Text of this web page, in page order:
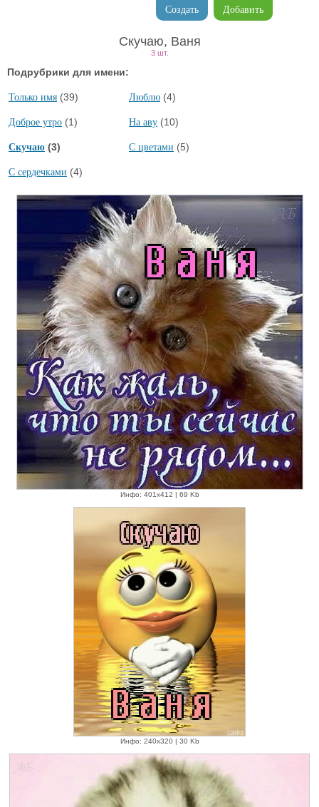
Добавить
Создать
Скучаю, Ваня
3 шт.
Подрубрики для имени:
Только имя (39) Люблю (4)
Доброе утро (1) На аву (10)
Скучаю (3) С цветами (5)
С сердечками (4)
Инфо: 401х412 | 69 Kb
Инфо: 240х320 | 30 Kb